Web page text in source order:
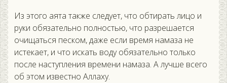
Из этого аята также следует, что обтирать лицо и
руки обязательно полностью, что разрешается
очищаться песком, даже если время намаза не
истекает, и что искать воду обязательно только
после наступления времени намаза. А лучше всего
об этом известно Аллаху.